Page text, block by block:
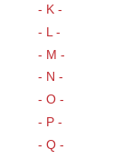
- K -
- L -
- M -
- N -
- O -
- P -
- Q -